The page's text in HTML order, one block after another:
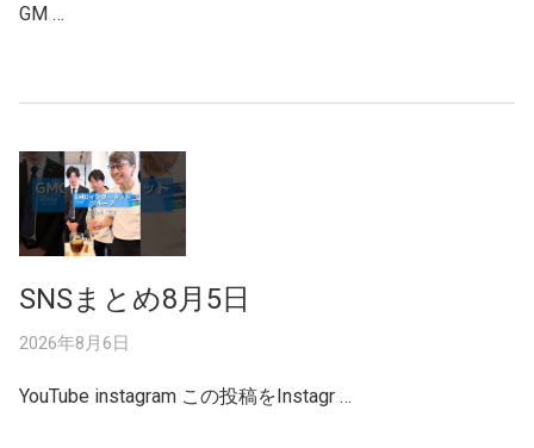
GM …
SNSまとめ8月5日
2026年8月6日
YouTube instagram この投稿をInstagr …